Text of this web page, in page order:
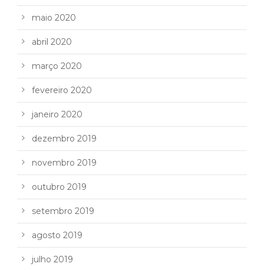
maio 2020
abril 2020
março 2020
fevereiro 2020
janeiro 2020
dezembro 2019
novembro 2019
outubro 2019
setembro 2019
agosto 2019
julho 2019